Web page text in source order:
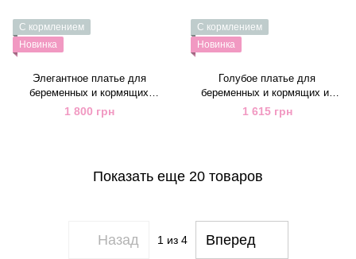
С кормлением
Новинка
Элегантное платье для
беременных и кормящих
пудровое из теплого трикотажа
1 800 грн
С кормлением
Новинка
Голубое платье для
беременных и кормящих из
плотного трикотажа
1 615 грн
Показать еще 20 товаров
Назад 1из 4 Вперед